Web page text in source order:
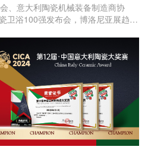
、意大利陶瓷机械装备制造商协
卫浴100强发布会，博洛尼亚展趋势